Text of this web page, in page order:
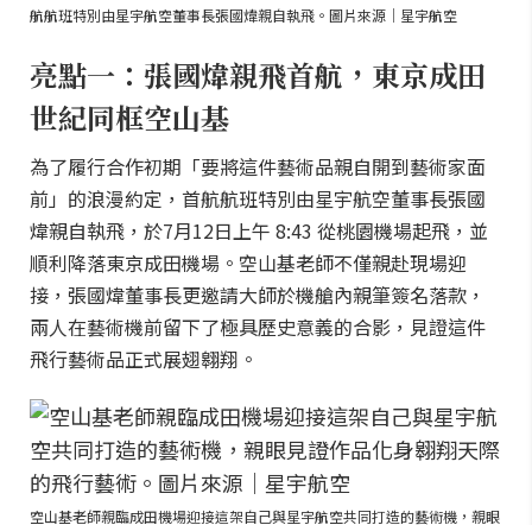
航航班特別由星宇航空董事長張國煒親自執飛。圖片來源｜星宇航空
亮點一：張國煒親飛首航，東京成田
世紀同框空山基
為了履行合作初期「要將這件藝術品親自開到藝術家面
前」的浪漫約定，首航航班特別由星宇航空董事長張國
煒親自執飛，於7月12日上午 8:43 從桃園機場起飛，並
順利降落東京成田機場。空山基老師不僅親赴現場迎
接，張國煒董事長更邀請大師於機艙內親筆簽名落款，
兩人在藝術機前留下了極具歷史意義的合影，見證這件
飛行藝術品正式展翅翱翔。
空山基老師親臨成田機場迎接這架自己與星宇航空共同打造的藝術機，親眼